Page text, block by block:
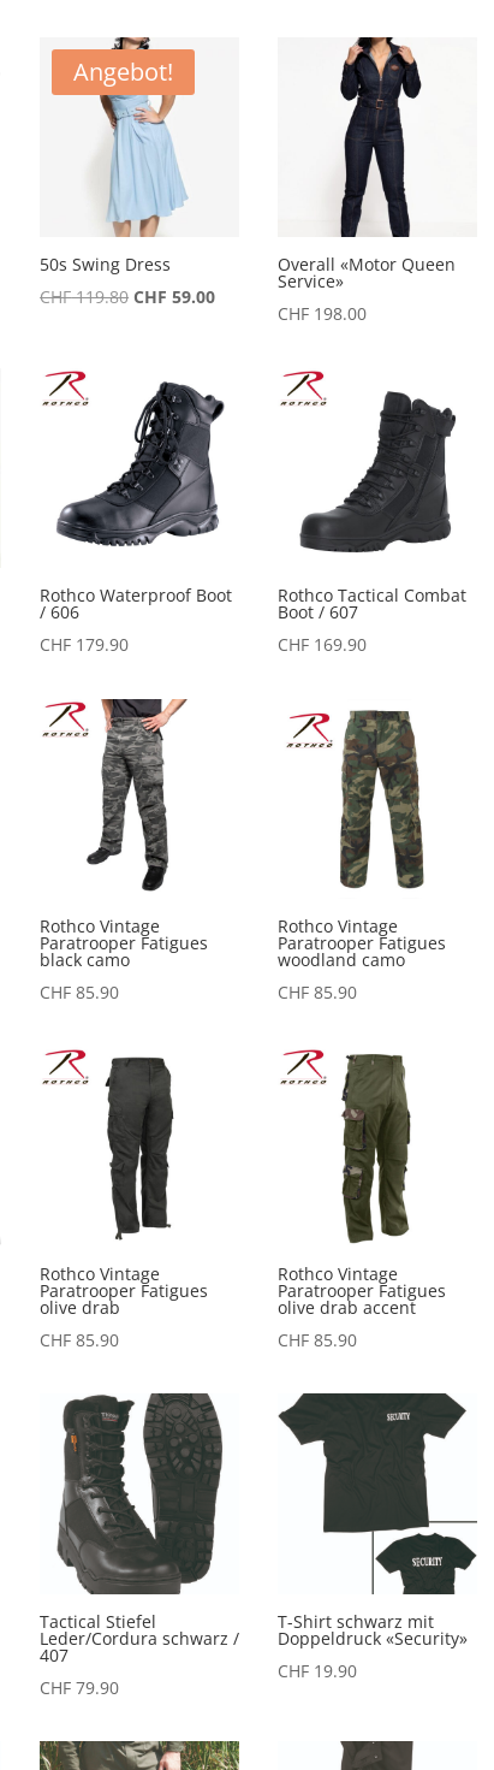
Angebot!
50s Swing Dress
CHF119.80 Ursprünglicher
CHF 119.80
CHF 59.00Aktueller
CHF 59.00.
Overall «Motor Queen
Service»
CHF 198.00
Rothco Waterproof Boot
/ 606
CHF 179.90
Rothco Tactical Combat
Boot / 607
CHF 169.90
Rothco Vintage
Paratrooper Fatigues
black camo
CHF 85.90
Rothco Vintage
Paratrooper Fatigues
woodland camo
CHF 85.90
Rothco Vintage
Paratrooper Fatigues
olive drab
CHF 85.90
Rothco Vintage
Paratrooper Fatigues
olive drab accent
CHF 85.90
Tactical Stiefel
Leder/Cordura schwarz /
407
CHF 79.90
T-Shirt schwarz mit
Doppeldruck «Security»
CHF 19.90